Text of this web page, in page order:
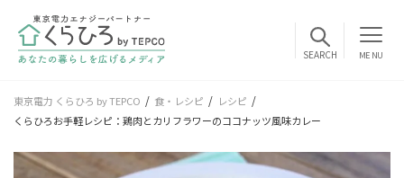
MENU
東京電力 くらひろ by TEPCO 食・レシピ
レシピ
くらひろお手軽レシピ：鶏肉とカリフラワーのココナッツ風味カレー